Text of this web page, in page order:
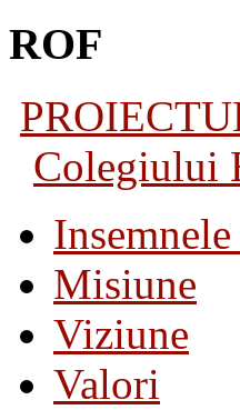
ROF
Colegiului
Misiune
Viziune
Valori